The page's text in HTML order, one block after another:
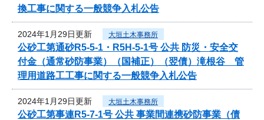
換工事に関する一般競争入札公告
2024年1月29日更新 大垣土木事務所
公砂工第通砂R5-5-1・R5H-5-1号 公共 防災・安全交
付金（通常砂防事業）（国補正）（翌債）滝根谷 管
理用道路工工事に関する一般競争入札公告
2024年1月29日更新 大垣土木事務所
公砂工第事連R5-7-1号 公共 事業間連携砂防事業（債